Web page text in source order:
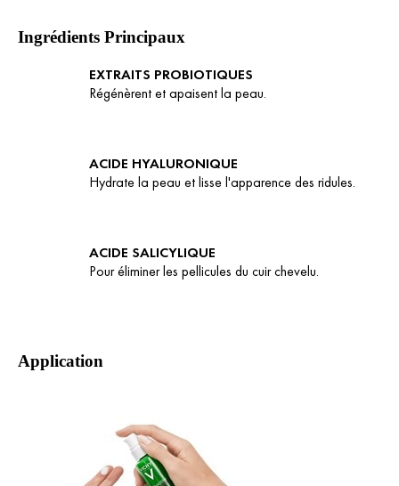
Ingrédients Principaux
EXTRAITS PROBIOTIQUES
Régénèrent et apaisent la peau.
ACIDE HYALURONIQUE
Hydrate la peau et lisse l'apparence des ridules.
ACIDE SALICYLIQUE
Pour éliminer les pellicules du cuir chevelu.
Application